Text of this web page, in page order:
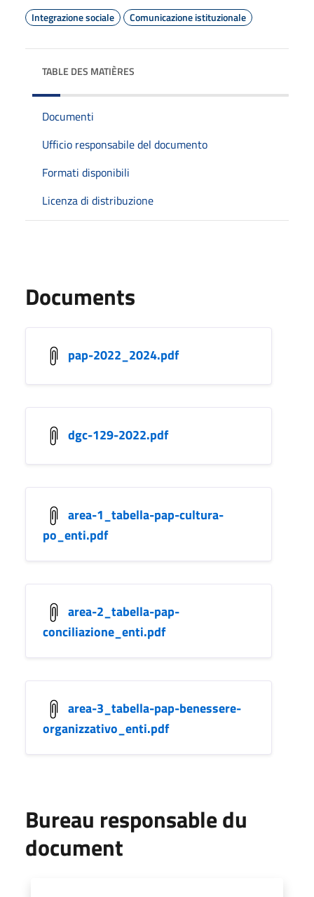
Integrazione sociale
Comunicazione istituzionale
TABLE DES MATIÈRES
Documenti
Ufficio responsabile del documento
Formati disponibili
Licenza di distribuzione
Documents
pap-2022_2024.pdf
dgc-129-2022.pdf
area-1_tabella-pap-cultura-
po_enti.pdf
area-2_tabella-pap-
conciliazione_enti.pdf
area-3_tabella-pap-benessere-
organizzativo_enti.pdf
Bureau responsable du
document